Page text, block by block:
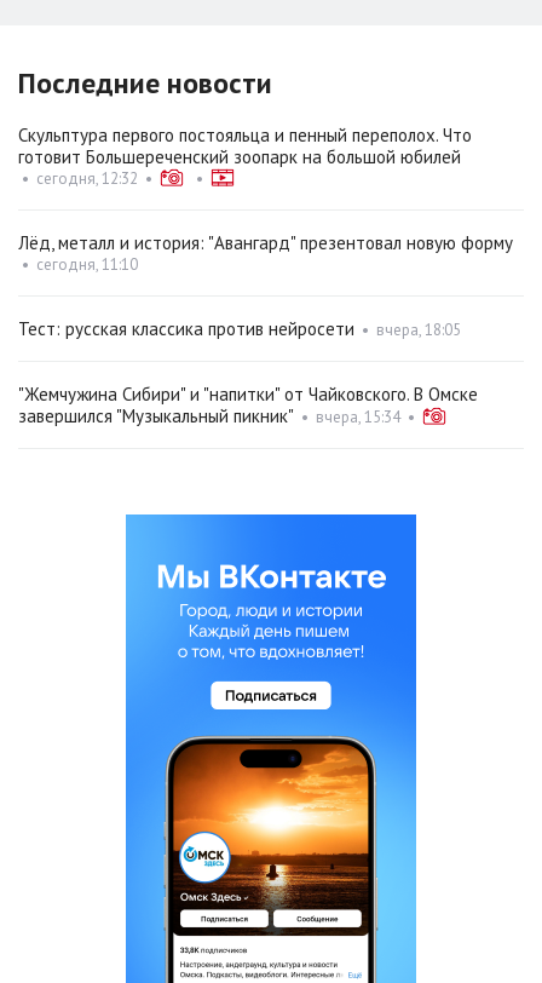
Последние новости
Скульптура первого постояльца и пенный переполох. Что
готовит Большереченский зоопарк на большой юбилей
• сегодня, 12:32 • •
Лёд, металл и история: "Авангард" презентовал новую форму
• сегодня, 11:10
Тест: русская классика против нейросети • вчера, 18:05
"Жемчужина Сибири" и "напитки" от Чайковского. В Омске
завершился "Музыкальный пикник" • вчера, 15:34•